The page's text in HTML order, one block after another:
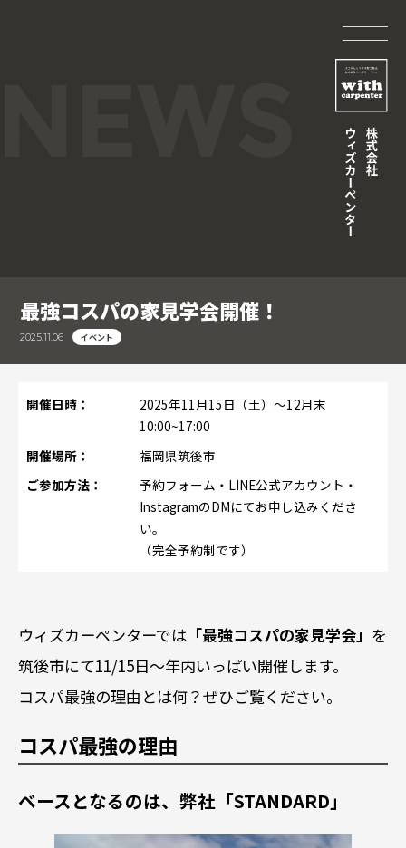
最強コスパの家見学会開催！
2025.11.06 イベント
開催日時：
2025年11月15日（土）〜12月末
10:00~17:00
開催場所：
福岡県筑後市
ご参加方法：
予約フォーム・LINE公式アカウント・
InstagramのDMにてお申し込みくださ
い。
（完全予約制です）
ウィズカーペンターでは 「最強コスパの家見学会」 を
筑後市にて11/15日〜年内いっぱい開催します。
コスパ最強の理由とは何？ぜひご覧ください。
コスパ最強の理由
ベースとなるのは、弊社「STANDARD」